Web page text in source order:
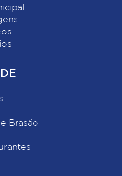
Brasão